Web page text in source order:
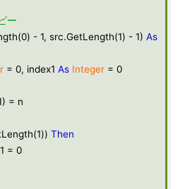
ー
- 1, src.GetLength(1) - 1) As
= 0, index1 As Integer = 0
= n
Then
= 0